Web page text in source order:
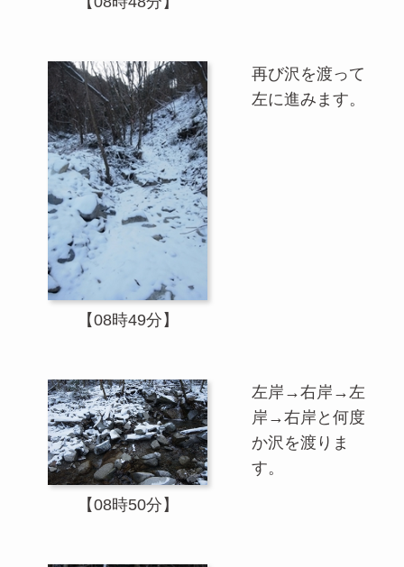
【08時49分】
再び沢を渡って
左に進みます。
【08時50分】
左岸→右岸→左
岸→右岸と何度
か沢を渡りま
す。